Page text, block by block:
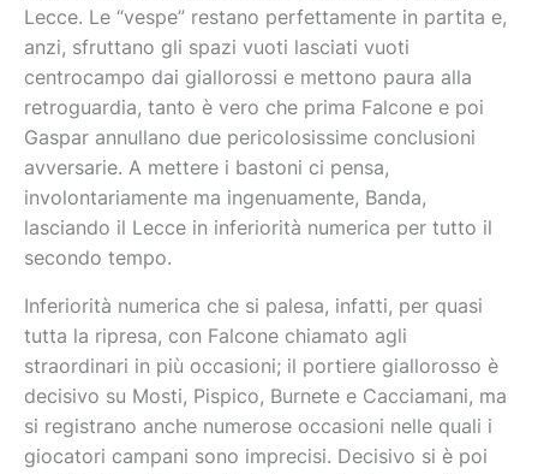
Lecce. Le “vespe” restano perfettamente in partita e,
anzi, sfruttano gli spazi vuoti lasciati vuoti
centrocampo dai giallorossi e mettono paura alla
retroguardia, tanto è vero che prima Falcone e poi
Gaspar annullano due pericolosissime conclusioni
avversarie. A mettere i bastoni ci pensa,
involontariamente ma ingenuamente, Banda,
lasciando il Lecce in inferiorità numerica per tutto il
secondo tempo.
Inferiorità numerica che si palesa, infatti, per quasi
tutta la ripresa, con Falcone chiamato agli
straordinari in più occasioni; il portiere giallorosso è
decisivo su Mosti, Pispico, Burnete e Cacciamani, ma
si registrano anche numerose occasioni nelle quali i
giocatori campani sono imprecisi. Decisivo si è poi